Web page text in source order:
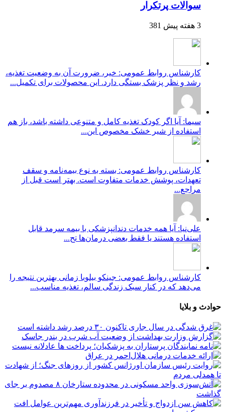
سوالات پرتکرار
3 هفته پیش 381
کارشناس روابط عمومی: خیر، ضرورت آن به وضعیت تغذیه،
رشد و نظر پزشک بستگی دارد. این محصولات برای تکمیل...
سیما: آیا اگر کودک تغذیه کامل و متنوعی داشته باشد، باز هم
استفاده از شیر خشک مخصوص این...
کارشناس روابط عمومی: بسته به نوع بیمه‌نامه و سقف
تعهدات، پوشش خدمات متفاوت است. بهتر است قبل از
مراجع...
علی‌نیا: آیا همه خدمات دندانپزشکی با بیمه سرمد قابل
استفاده هستند یا فقط بعضی درمان‌ها تح...
کارشناس روابط عمومی: جینکو بیلوبا زمانی بهترین نتیجه را
می‌دهد که در کنار سبک زندگی سالم، تغذیه مناسب...
حوادث و بلایا